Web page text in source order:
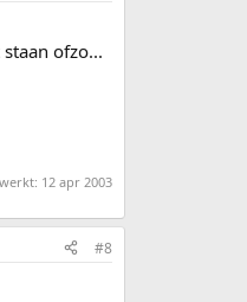
ofzo...
12 apr 2003
#8